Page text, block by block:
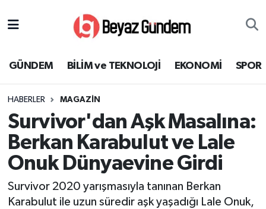
GÜNDEM BİLİM ve TEKNOLOJİ EKONOMİ SPOR
HABERLER MAGAZİN
Survivor'dan Aşk Masalına:
Berkan Karabulut ve Lale
Onuk Dünyaevine Girdi
Survivor 2020 yarışmasıyla tanınan Berkan
Karabulut ile uzun süredir aşk yaşadığı Lale Onuk,
EKONOMİ
SPOR
SAĞLIK
EĞİTİM
Süper Lig Puan Durumu ve Fikstür
Tüm Manşetler
Son Dakika Haberleri
Haber Arşivi